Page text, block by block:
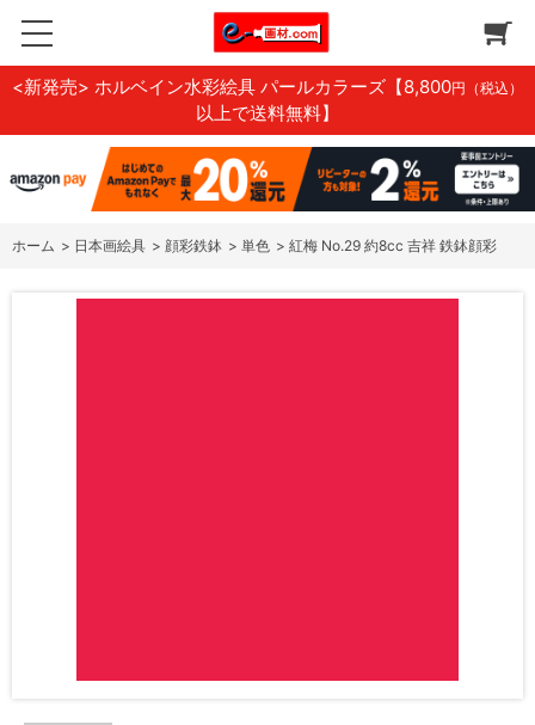
<新発売> ホルベイン水彩絵具 パールカラーズ 【8,800円（税込）
以上で送料無料】
ホーム > 日本画絵具 > 顔彩鉄鉢 > 単色 > 紅梅 No.29 約8cc 吉祥 鉄鉢顔彩